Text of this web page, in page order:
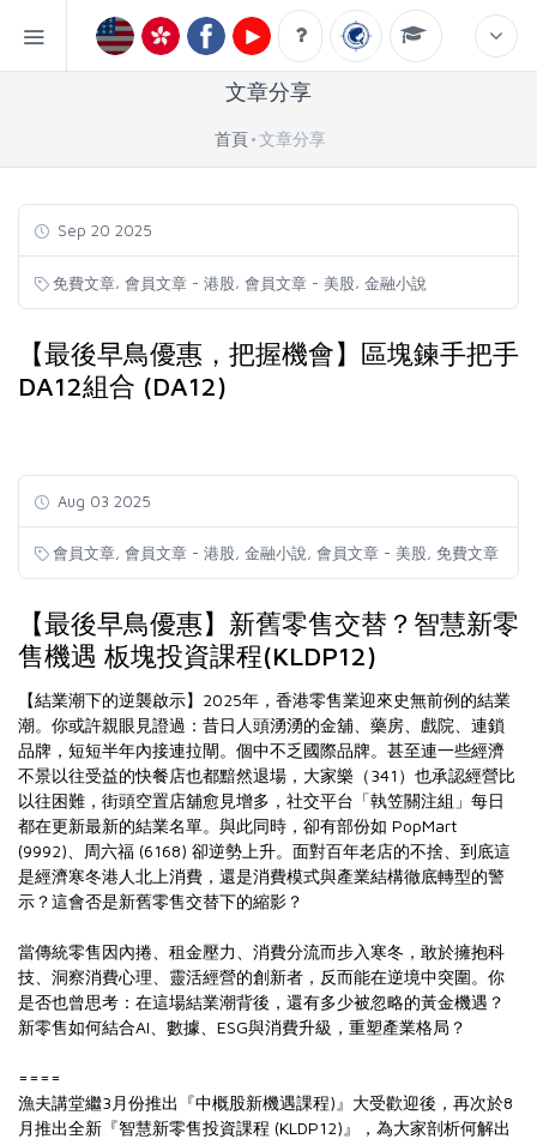
文章分享
首頁 文章分享
Sep 20 2025
免費文章, 會員文章 - 港股, 會員文章 - 美股, 金融小說
【最後早鳥優惠，把握機會】區塊鍊手把手
DA12組合 (DA12)
Aug 03 2025
會員文章 會員文章 - 港股 金融小說 會員文章 - 美股 免費文章
【最後早鳥優惠】新舊零售交替？智慧新零
售機遇 板塊投資課程(KLDP12)
【結業潮下的逆襲啟示】2025年，香港零售業迎來史無前例的結業
潮。你或許親眼見證過：昔日人頭湧湧的金舖、藥房、戲院、連鎖
品牌，短短半年內接連拉閘。個中不乏國際品牌。甚至連一些經濟
不景以往受益的快餐店也都黯然退場，大家樂（341）也承認經營比
以往困難，街頭空置店舖愈見增多，社交平台「執笠關注組」每日
都在更新最新的結業名單。與此同時，卻有部份如 PopMart
(9992)、周六福 (6168) 卻逆勢上升。面對百年老店的不捨、到底這
是經濟寒冬港人北上消費，還是消費模式與產業結構徹底轉型的警
示？這會否是新舊零售交替下的縮影？
當傳統零售因內捲、租金壓力、消費分流而步入寒冬，敢於擁抱科
技、洞察消費心理、靈活經營的創新者，反而能在逆境中突圍。你
是否也曾思考：在這場結業潮背後，還有多少被忽略的黃金機遇？
新零售如何結合AI、數據、ESG與消費升級，重塑產業格局？
====
漁夫講堂繼3月份推出『中概股新機遇課程)』大受歡迎後，再次於8
月推出全新『智慧新零售投資課程 (KLDP12)』，為大家剖析何解出